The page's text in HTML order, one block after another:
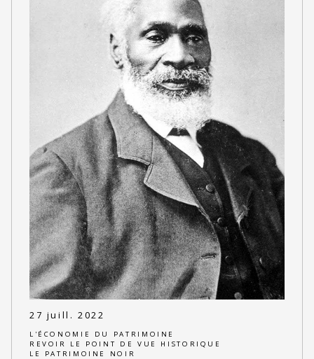
27 juill. 2022
L'ÉCONOMIE DU PATRIMOINE
REVOIR LE POINT DE VUE HISTORIQUE
LE PATRIMOINE NOIR